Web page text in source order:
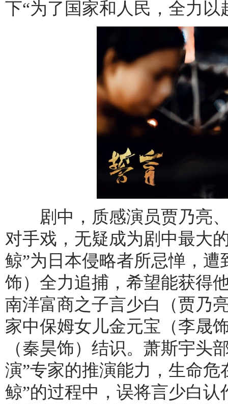
下“为了国家和人民，全力以
剧中，质感演员贾乃亮、
对手戏，无疑成为剧中最大
鲸”为日本侵略者所忌惮，
饰）全力追捕，希望能获得
南洋富商之子言少白（贾乃
家中保姆女儿金元宝（李晟
（秦昊饰）结识。萧斯宇头
演”专家的推演能力，生命
鲸”的过程中，误将言少白